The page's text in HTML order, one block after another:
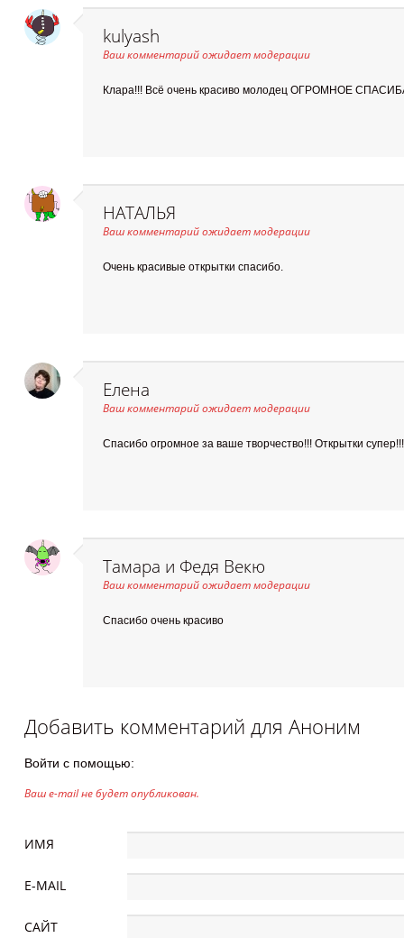
kulyash
Ваш комментарий ожидает модерации
Клара!!! Всё очень красиво молодец ОГРОМНОЕ
НАТАЛЬЯ
Ваш комментарий ожидает модерации
Очень красивые открытки спасибо.
Елена
Ваш комментарий ожидает модерации
Спасибо огромное за ваше творчество!!! Открытки
Тамара и Федя Векю
Ваш комментарий ожидает модерации
Спасибо очень красиво
Добавить комментарий дляАноним
Войти с помощью:
Ваш e-mail не будет опубликован.
ИМЯ
E-MAIL
САЙТ